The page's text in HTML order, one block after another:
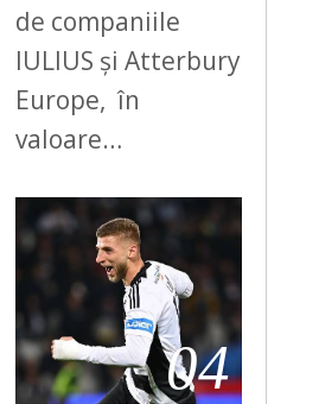
de companiile
IULIUS și Atterbury
Europe, în
valoare…
04